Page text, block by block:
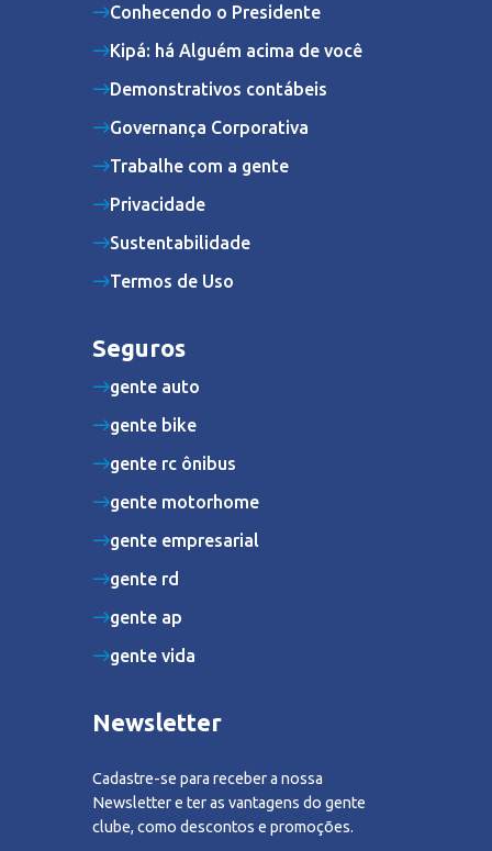
Conhecendo o Presidente
Kipá: há Alguém acima de você
Demonstrativos contábeis
Governança Corporativa
Trabalhe com a gente
Privacidade
Sustentabilidade
Termos de Uso
Seguros
gente auto
gente bike
gente rc ônibus
gente motorhome
gente empresarial
gente rd
gente ap
gente vida
Newsletter
Cadastre-se para receber a nossa
Newsletter e ter as vantagens do gente
clube, como descontos e promoções.